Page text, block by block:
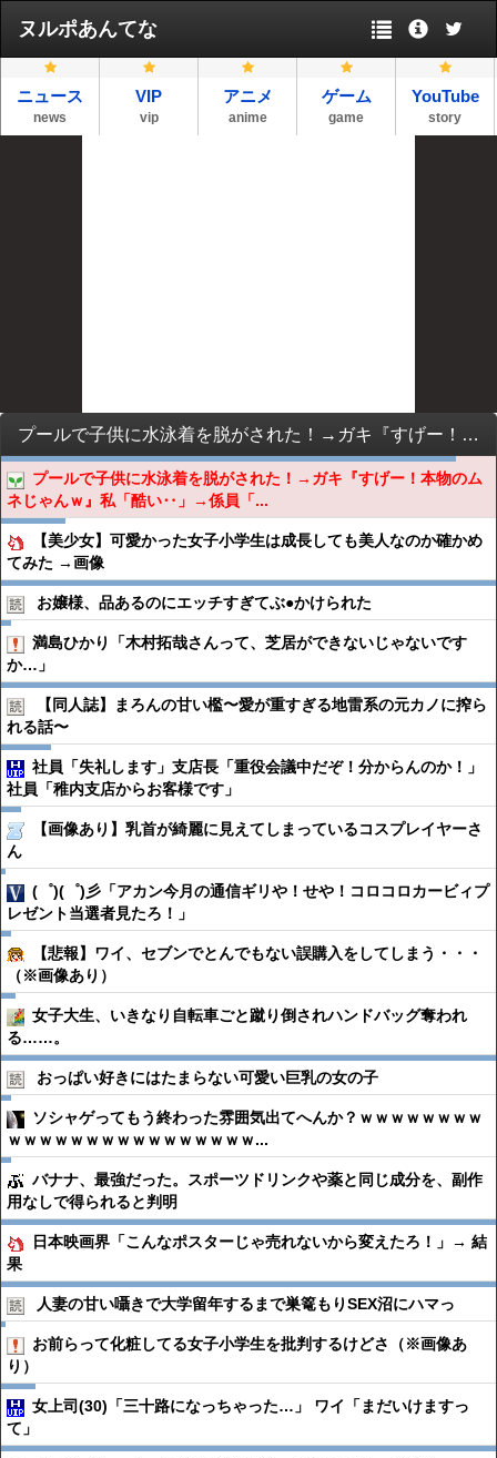
ヌルポあんてな
ニュース
news
VIP
vip
アニメ
anime
ゲーム
game
YouTube
story
プールで子供に水泳着を脱がされた！→ガキ『すげー！本物のムネじゃんｗ』私「酷い‥」→係員「何でこんな事したの？」→なんと…
プールで子供に水泳着を脱がされた！→ガキ『すげー！本物のム
ネじゃんｗ』私「酷い‥」→係員「...
【美少女】可愛かった女子小学生は成長しても美人なのか確かめ
てみた →画像
お嬢様、品あるのにエッチすぎてぶ●︎かけられた
満島ひかり「木村拓哉さんって、芝居ができないじゃないです
か…」
【同人誌】まろんの甘い檻〜愛が重すぎる地雷系の元カノに搾ら
れる話〜
社員「失礼します」支店長「重役会議中だぞ！分からんのか！」
社員「稚内支店からお客様です」
【画像あり】乳首が綺麗に見えてしまっているコスプレイヤーさ
ん
(゜)(゜)彡「アカン今月の通信ギリや！せや！コロコロカービィプ
レゼント当選者見たろ！」
【悲報】ワイ、セブンでとんでもない誤購入をしてしまう・・・
（※画像あり）
女子大生、いきなり自転車ごと蹴り倒されハンドバッグ奪われ
る……。
おっぱい好きにはたまらない可愛い巨乳の女の子
ソシャゲってもう終わった雰囲気出てへんか？ｗｗｗｗｗｗｗｗ
ｗｗｗｗｗｗｗｗｗｗｗｗｗｗｗｗ...
バナナ、最強だった。スポーツドリンクや薬と同じ成分を、副作
用なしで得られると判明
日本映画界「こんなポスターじゃ売れないから変えたろ！」→ 結
果
人妻の甘い囁きで大学留年するまで巣篭もりSEX沼にハマっ
お前らって化粧してる女子小学生を批判するけどさ（※画像あ
り）
女上司(30)「三十路になっちゃった…」 ワイ「まだいけますっ
て」